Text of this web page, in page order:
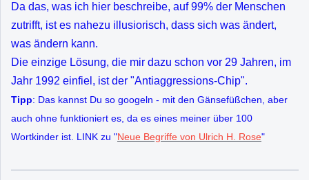
Da das, was ich hier beschreibe, auf 99% der Menschen
zutrifft, ist es nahezu illusiorisch, dass sich was ändert,
was ändern kann.
Die einzige Lösung, die mir dazu schon vor 29 Jahren, im
Jahr 1992 einfiel, ist der "Antiaggressions-Chip".
Tipp: Das kannst Du so googeln - mit den Gänsefüßchen, aber
auch ohne funktioniert es, da es eines meiner über 100
Wortkinder ist. LINK zu "Neue Begriffe von Ulrich H. Rose"